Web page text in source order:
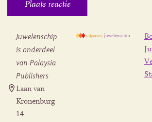
Juwelenschip
is onderdeel
van Palaysia
Publishers
Laan van
Kronenburg
14